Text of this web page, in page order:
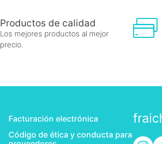
Productos de calidad
Los mejores productos al mejor
precio.
Facturación electrónica
Código de ética y conducta para